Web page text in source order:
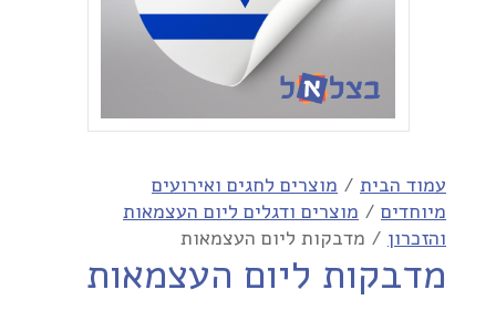
עמוד הבית / מוצרים לחגים ואירועים
מיוחדים / מוצרים ודגלים ליום העצמאות
והזכרון / מדבקות ליום העצמאות
מדבקות ליום העצמאות